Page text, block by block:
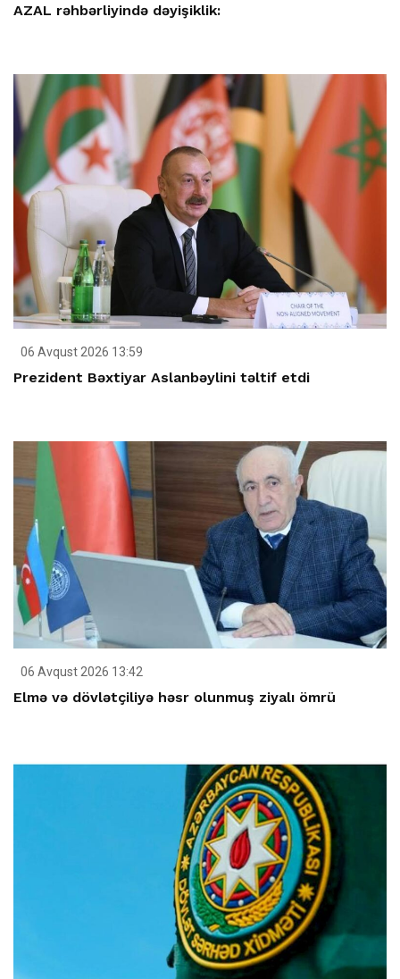
AZAL rəhbərliyində dəyişiklik:
06 Avqust 2026 13:59
Prezident Bəxtiyar Aslanbəylini təltif etdi
06 Avqust 2026 13:42
Elmə və dövlətçiliyə həsr olunmuş ziyalı ömrü